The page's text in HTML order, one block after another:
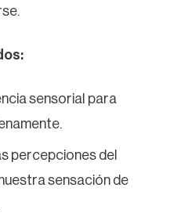
sensorial para
percepciones del
sensación de